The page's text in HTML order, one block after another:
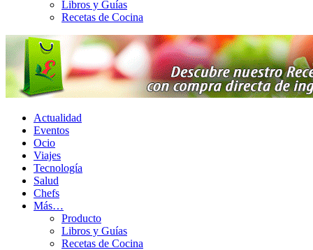
Libros y Guías
Recetas de Cocina
Actualidad
Eventos
Ocio
Viajes
Tecnología
Salud
Chefs
Más…
Producto
Libros y Guías
Recetas de Cocina